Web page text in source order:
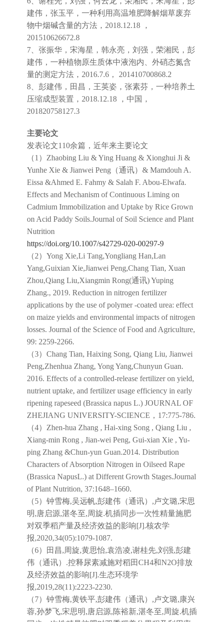
建伟，张玉平，一种利用高温堆肥降解烟草废弃
物中烟碱含量的方法，2018.12.18 ，
201510626672.8
7、张振华，宋海星，韩永亮，刘强，荣湘民，彭
建伟，一种植物原生质体中液泡内、外硝态氮含
量的测定方法，2016.7.6， 201410700868.2
8、彭建伟，田昌，王英姿，张素芬，一种培养土
压缩成型装置，2018.12.18 ，中国，
201820758127.3
主要论文
发表论文110余篇，近年来主要论文
（1）Zhaobing Liu & Ying Huang & Xionghui Ji &
Yunhe Xie & Jianwei Peng（通讯）& Mamdouh A.
Eissa &Ahmed E. Fahmy & Salah F. Abou-Elwafa.
Effects and Mechanism of Continuous Liming on
Cadmium Immobilization and Uptake by Rice Grown
on Acid Paddy Soils.Journal of Soil Science and Plant
Nutrition
https://doi.org/10.1007/s42729-020-00297-9
（2）Yong Xie,Li Tang,Yongliang Han,Lan
Yang,Guixian Xie,Jianwei Peng,Chang Tian, Xuan
Zhou,Qiang Liu,Xiangmin Rong(通讯) Yuping
Zhang., 2019. Reduction in nitrogen fertilizer
applications by the use of polymer ‐coated urea: effect
on maize yields and environmental impacts of nitrogen
losses. Journal of the Science of Food and Agriculture,
99: 2259-2266.
（3）Chang Tian, Haixing Song, Qiang Liu, Jianwei
Peng,Zhenhua Zhang, Yong Yang,Chunyun Guan.
2016. Effects of a controlled-release fertilizer on yield,
nutrient uptake, and fertilizer usage efficiency in early
ripening rapeseed (Brassica napus L.) JOURNAL OF
ZHEJIANG UNIVERSITY-SCIENCE，17:775-786.
（4）Zhen-hua Zhang , Hai-xing Song , Qiang Liu ,
Xiang-min Rong , Jian-wei Peng, Gui-xian Xie , Yu-
ping Zhang &Chun-yun Guan.2014. Distribution
Characters of Absorption Nitrogen in Oilseed Rape
(Brassica NapusL.) at Different Growth Stages.Journal
of Plant Nutrition, 37:1648–1660.
（5）钟雪梅,吴远帆,彭建伟（通讯）,卢文璐,宋思
明,唐启源,湛冬至,周旋.机插同步一次性精量施肥
对双季稻产量及经济效益的影响[J].核农学
报,2020,34(05):1079-1087.
（6）田昌,周旋,黄思怡,袁浩凌,谢桂先,刘强,彭建
伟（通讯）.控释尿素减施对稻田CH4和N2O排放
及经济效益的影响[J].生态环境学
报,2019,28(11):2223-2230.
（7）钟雪梅,黄铁平,彭建伟（通讯）,卢文璐,康兴
蓉,孙梦飞,宋思明,唐启源,陈裕新,湛冬至,周旋.机插